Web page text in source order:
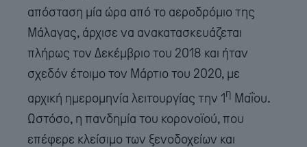
απόσταση μία ώρα από το αεροδρόμιο της
Μάλαγας, άρχισε να ανακατασκευάζεται
πλήρως τον Δεκέμβριο του 2018 και ήταν
σχεδόν έτοιμο τον Μάρτιο του 2020, με
αρχική ημερομηνία λειτουργίας την 1η Μαΐου.
Ωστόσο, η πανδημία του κορονοϊού, που
επέφερε κλείσιμο των ξενοδοχείων και